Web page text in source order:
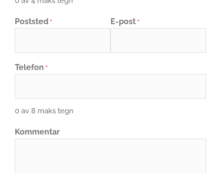
Poststed * E-post *
Telefon *
0 av 8 maks tegn
Kommentar